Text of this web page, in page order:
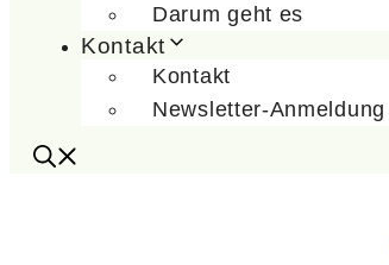
Darum geht es
Kontakt
Kontakt
Newsletter-Anmeldung